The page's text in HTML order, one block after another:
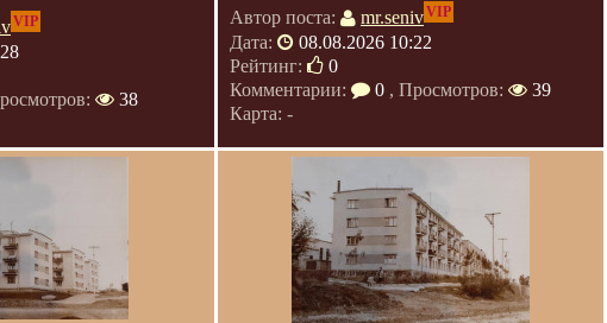
VIP
38
Автор поста:
mr.senivVIP
Дата:
08.08.2026 10:22
Рейтинг:
0
Комментарии:
0 , Просмотров:
39
Карта: -